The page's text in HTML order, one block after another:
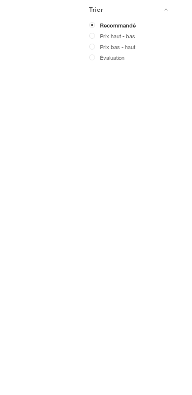
Trier
Recommandé
Prix ​​haut - bas
Prix ​​bas - haut
Évaluation